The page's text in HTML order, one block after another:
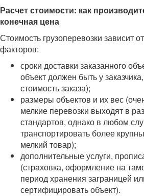
Расчет стоимости: как
конечная цена
Стоимость грузоперевозки зависит
факторов:
сроки доставки заказанного
объект должен быть у
стоимость заказа);
размеры объектов и их вес
мелкие перевозки выходят в
стандартов, однако в любом
транспортировать более
мелкий товар);
дополнительные услуги,
(страховка, оформление на
период хранения заграницей
сертифицировать объект).